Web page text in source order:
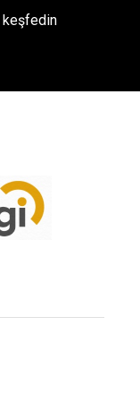
keşfedin